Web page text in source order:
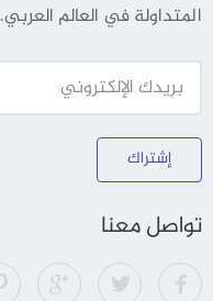
المتداولة في العالم العربي.
إشتراك
تواصل معنا